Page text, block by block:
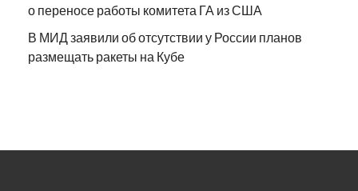
о переносе работы комитета ГА из США
В МИД заявили об отсутствии у России планов
размещать ракеты на Кубе